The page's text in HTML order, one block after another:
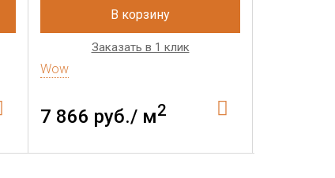
В корзину
Заказать в 1 клик
Wow
7 866 руб./ м2